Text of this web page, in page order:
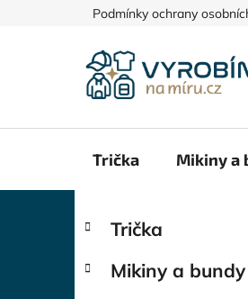
Podmínky ochrany
Trička Mikiny a
P Přeskočit
kategorie
K
a
e
Trička
Mikiny a bundy